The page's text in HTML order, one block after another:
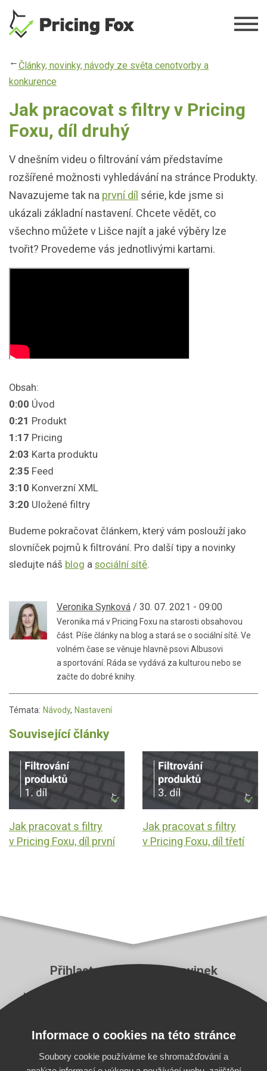
Přejít
hlavnímu
obsahu
Články, novinky, návody ze světa cenotvorby a
konkurence
Jak pracovat s filtry v Pricing
Foxu, díl druhý
V dnešním videu o filtrování vám představíme
rozšířené možnosti vyhledávání na stránce Produkty.
Navazujeme tak na první díl série, kde jsme si
ukázali základní nastavení. Chcete vědět, co
všechno můžete v Lišce najít a jaké výběry lze
tvořit? Provedeme vás jednotlivými kartami.
Obsah:
0:00 Úvod
0:21 Produkt
1:17 Pricing
2:03 Karta produktu
2:35 Feed
3:10 Konverzní XML
3:20 Uložené filtry
Budeme pokračovat článkem, který vám poslouží jako
slovníček pojmů k filtrování. Pro další tipy a novinky
sledujte náš blog a sociální sítě.
Veronika Synková / 30. 07. 2021 - 09:00
Veronika má v Pricing Foxu na starosti obsahovou
část. Píše články na blog a stará se o sociální sítě. Ve
volném čase se věnuje hlavně psovi Albusovi
a sportování. Ráda se vydává za kulturou nebo se
začte do dobré knihy.
Témata: Návody, Nastavení
Související články
Jak pracovat s filtry
v Pricing Foxu, díl první
Jak pracovat s filtry
v Pricing Foxu, díl třetí
Přihlaste se k odběru novinek
Neutečou vám ty nejzásadnější novinky z aplikace
E-mailInformace o cookies na této stránce
Soubory cookie používáme ke shromažďování a